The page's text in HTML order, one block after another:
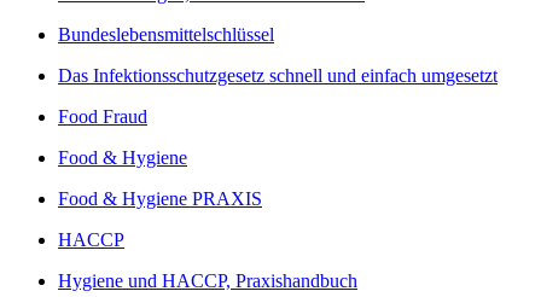
Bundeslebensmittelschlüssel
Das Infektionsschutzgesetz schnell und einfach umgesetzt
Food Fraud
Food & Hygiene
Food & Hygiene PRAXIS
HACCP
Hygiene und HACCP, Praxishandbuch